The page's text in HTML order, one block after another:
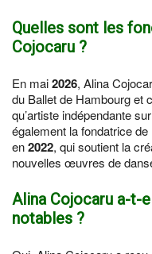
Quelles sont les
Cojocaru ?
En mai2026, Alina
du Ballet de Hambourg et
qu’artiste indépendante
également la fondatrice
en2022, qui soutient la
nouvelles œuvres de
Alina Cojocaru a-t-
notables ?